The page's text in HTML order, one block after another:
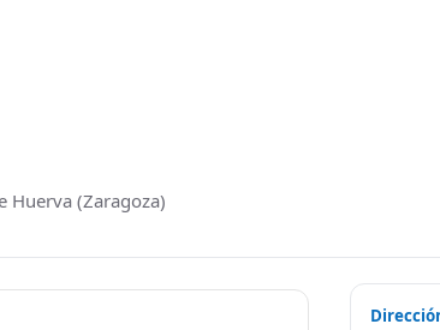
Potabilizadora y Depósitos de Agua
Huerva (Zaragoza)